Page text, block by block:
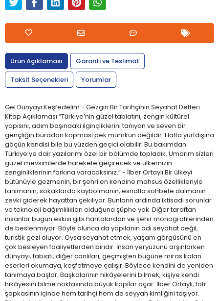
Ürün Açıklaması
Garanti ve Teslimat
Taksit Seçenekleri
Yorumlar
Gel Dünyayı Keşfedelim - Gezgin Bir Tarihçinin Seyahat Defteri
Kitap Açıklaması “Türkiye’nin güzel tabiatını, zengin kültürel
yapısını, adım başındaki ilginçliklerini tanıyan ve seven bir
gençliğin buradan kopması pek mümkün değildir. Hatta yurtdışına
göçün kendisi bile bu yüzden geçici olabilir. Bu bakımdan
Türkiye’ye dair yazılarımı özel bir bölümde topladık. Umarım sizleri
güzel mevsimlerde harekete geçirecek ve ülkemizin
zenginliklerinin farkına varacaksınız.” - İlber Ortaylı Bir ülkeyi
bütünüyle gezmenin, bir şehri en kendine mahsus özellikleriyle
tanımanın, sokaklarda kaybolmanın, esnafla sohbete dalmanın
zevki giderek hayattan çekiliyor. Bunların ardında iktisadi sorunlar
ve teknoloji bağımlılıkları olduğuna şüphe yok. Diğer taraftan
insanlar bugün eskisi gibi haritalardan ve şehir monografilerinden
de beslenmiyor. Böyle olunca da yapılanın adı seyahat değil,
turistik gezi oluyor. Oysa seyahat etmek, yaşam görgüsünü en
çok besleyen faaliyetlerden biridir. İnsan yeryüzünü arşınlarken
dünyayı, tabiatı, diğer canlıları, geçmişten bugüne miras kalan
eserleri okumaya, keşfetmeye çalışır. Böylece kendini de yeniden
tanımaya başlar. Başkalarının hikâyelerini bilmek, kişiye kendi
hikâyesini bilme noktasında büyük kapılar açar. İlber Ortaylı, fötr
şapkasının içinde hem tarihçi hem de seyyah kimliğini taşıyor.